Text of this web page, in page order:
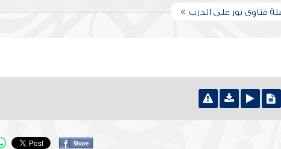
فتاوى نور على الدرب